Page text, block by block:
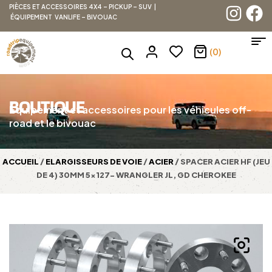
PIÈCES ET ACCESSOIRES 4X4 – PICKUP – SUV |
ÉQUIPEMENT VANLIFE – BIVOUAC
(0)
BOUTIQUE
Équipement et accessoires pour les véhicules off-
road et le bivouac
ACCUEIL/ELARGISSEURS DE VOIE/ACIER / SPACER ACIER HF (JEU
DE 4) 30MM 5×127- WRANGLER JL, GD CHEROKEE